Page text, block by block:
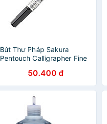
Bút Thư Pháp Sakura
Pentouch Calligrapher Fine
50.400 đ